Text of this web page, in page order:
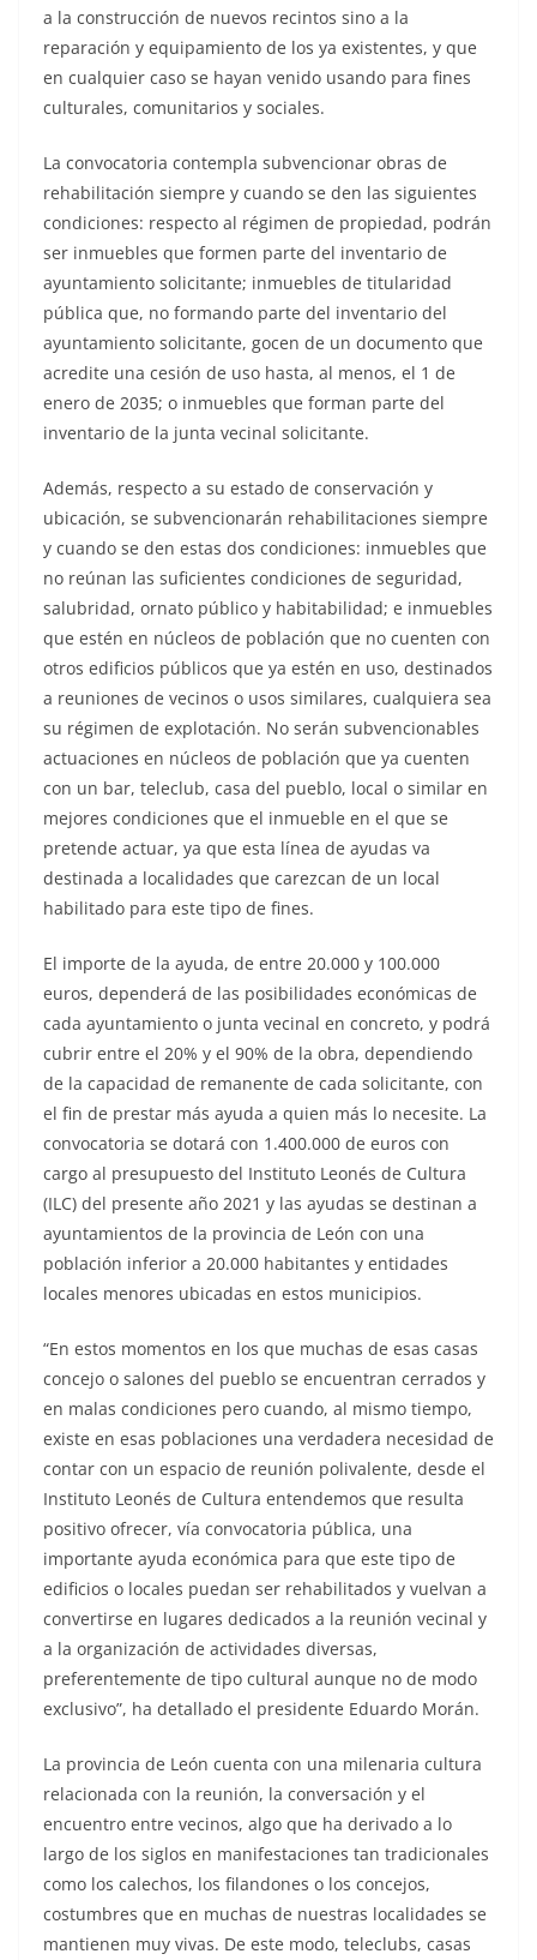
a la construcción de nuevos recintos sino a la
reparación y equipamiento de los ya existentes, y que
en cualquier caso se hayan venido usando para fines
culturales, comunitarios y sociales.
La convocatoria contempla subvencionar obras de
rehabilitación siempre y cuando se den las siguientes
condiciones: respecto al régimen de propiedad, podrán
ser inmuebles que formen parte del inventario de
ayuntamiento solicitante; inmuebles de titularidad
pública que, no formando parte del inventario del
ayuntamiento solicitante, gocen de un documento que
acredite una cesión de uso hasta, al menos, el 1 de
enero de 2035; o inmuebles que forman parte del
inventario de la junta vecinal solicitante.
Además, respecto a su estado de conservación y
ubicación, se subvencionarán rehabilitaciones siempre
y cuando se den estas dos condiciones: inmuebles que
no reúnan las suficientes condiciones de seguridad,
salubridad, ornato público y habitabilidad; e inmuebles
que estén en núcleos de población que no cuenten con
otros edificios públicos que ya estén en uso, destinados
a reuniones de vecinos o usos similares, cualquiera sea
su régimen de explotación. No serán subvencionables
actuaciones en núcleos de población que ya cuenten
con un bar, teleclub, casa del pueblo, local o similar en
mejores condiciones que el inmueble en el que se
pretende actuar, ya que esta línea de ayudas va
destinada a localidades que carezcan de un local
habilitado para este tipo de fines.
El importe de la ayuda, de entre 20.000 y 100.000
euros, dependerá de las posibilidades económicas de
cada ayuntamiento o junta vecinal en concreto, y podrá
cubrir entre el 20% y el 90% de la obra, dependiendo
de la capacidad de remanente de cada solicitante, con
el fin de prestar más ayuda a quien más lo necesite. La
convocatoria se dotará con 1.400.000 de euros con
cargo al presupuesto del Instituto Leonés de Cultura
(ILC) del presente año 2021 y las ayudas se destinan a
ayuntamientos de la provincia de León con una
población inferior a 20.000 habitantes y entidades
locales menores ubicadas en estos municipios.
“En estos momentos en los que muchas de esas casas
concejo o salones del pueblo se encuentran cerrados y
en malas condiciones pero cuando, al mismo tiempo,
existe en esas poblaciones una verdadera necesidad de
contar con un espacio de reunión polivalente, desde el
Instituto Leonés de Cultura entendemos que resulta
positivo ofrecer, vía convocatoria pública, una
importante ayuda económica para que este tipo de
edificios o locales puedan ser rehabilitados y vuelvan a
convertirse en lugares dedicados a la reunión vecinal y
a la organización de actividades diversas,
preferentemente de tipo cultural aunque no de modo
exclusivo”, ha detallado el presidente Eduardo Morán.
La provincia de León cuenta con una milenaria cultura
relacionada con la reunión, la conversación y el
encuentro entre vecinos, algo que ha derivado a lo
largo de los siglos en manifestaciones tan tradicionales
como los calechos, los filandones o los concejos,
costumbres que en muchas de nuestras localidades se
mantienen muy vivas. De este modo, teleclubs, casas